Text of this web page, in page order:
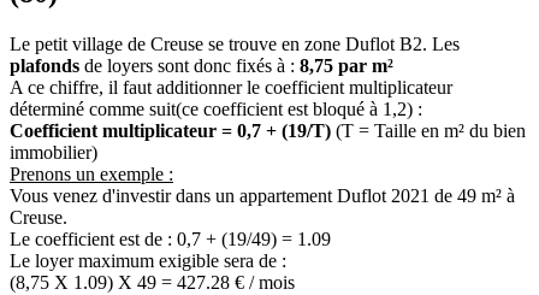
Le petit village de Creuse se trouve en zone Duflot B2. Les
plafonds de loyers sont donc fixés à : 8,75 par m²
A ce chiffre, il faut additionner le coefficient multiplicateur
déterminé comme suit(ce coefficient est bloqué à 1,2) :
Coefficient multiplicateur = 0,7 + (19/T) (T = Taille en m² du bien
immobilier)
Prenons un exemple :
Vous venez d'investir dans un appartement Duflot 2021 de 49 m² à
Creuse.
Le coefficient est de : 0,7 + (19/49) = 1.09
Le loyer maximum exigible sera de :
(8,75 X 1.09) X 49 = 427.28 € / mois